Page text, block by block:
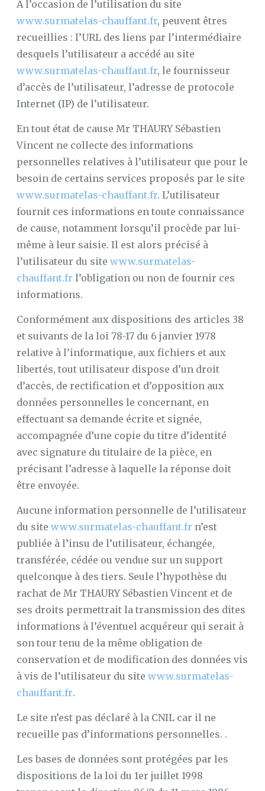
A l’occasion de l’utilisation du site
www.surmatelas-chauffant.fr, peuvent êtres
recueillies : l’URL des liens par l’intermédiaire
desquels l’utilisateur a accédé au site
www.surmatelas-chauffant.fr, le fournisseur
d’accès de l’utilisateur, l’adresse de protocole
Internet (IP) de l’utilisateur.
En tout état de cause Mr THAURY Sébastien
Vincent ne collecte des informations
personnelles relatives à l’utilisateur que pour le
besoin de certains services proposés par le site
www.surmatelas-chauffant.fr. L’utilisateur
fournit ces informations en toute connaissance
de cause, notamment lorsqu’il procède par lui-
même à leur saisie. Il est alors précisé à
l’utilisateur du site www.surmatelas-
chauffant.fr l’obligation ou non de fournir ces
informations.
Conformément aux dispositions des articles 38
et suivants de la loi 78-17 du 6 janvier 1978
relative à l’informatique, aux fichiers et aux
libertés, tout utilisateur dispose d’un droit
d’accès, de rectification et d’opposition aux
données personnelles le concernant, en
effectuant sa demande écrite et signée,
accompagnée d’une copie du titre d’identité
avec signature du titulaire de la pièce, en
précisant l’adresse à laquelle la réponse doit
être envoyée.
Aucune information personnelle de l’utilisateur
du site www.surmatelas-chauffant.fr n’est
publiée à l’insu de l’utilisateur, échangée,
transférée, cédée ou vendue sur un support
quelconque à des tiers. Seule l’hypothèse du
rachat de Mr THAURY Sébastien Vincent et de
ses droits permettrait la transmission des dites
informations à l’éventuel acquéreur qui serait à
son tour tenu de la même obligation de
conservation et de modification des données vis
à vis de l’utilisateur du site www.surmatelas-
chauffant.fr.
Le site n’est pas déclaré à la CNIL car il ne
recueille pas d’informations personnelles. .
Les bases de données sont protégées par les
dispositions de la loi du 1er juillet 1998